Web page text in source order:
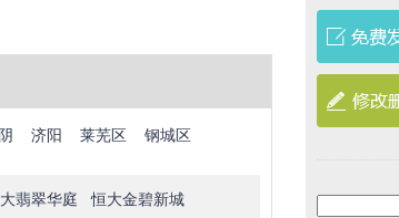
济阳 莱芜区 钢城区
翡翠华庭
恒大金碧新城